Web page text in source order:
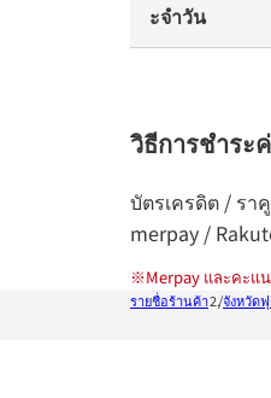
ะจำวัน
วิธีการชำระ
บัตรเครดิต / รา
merpay /
※Merpay และคะแ
รายชื่อร้านค้า จังหวัด